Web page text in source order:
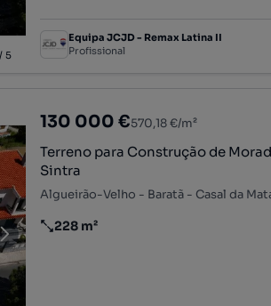
5
Equipa JCJD - Remax Latina II
Profissional
130 000 €570,18 €/m²
Terreno para Construção de
Sintra
Preço por metro quadrado
228 m²